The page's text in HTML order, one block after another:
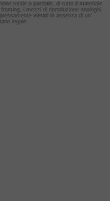
totale o parziale, di tutto il materiale
i mezzi di riproduzione analoghi,
vietati in assenza di un'
legale.